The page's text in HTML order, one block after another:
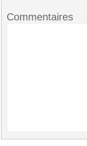
Commentaires